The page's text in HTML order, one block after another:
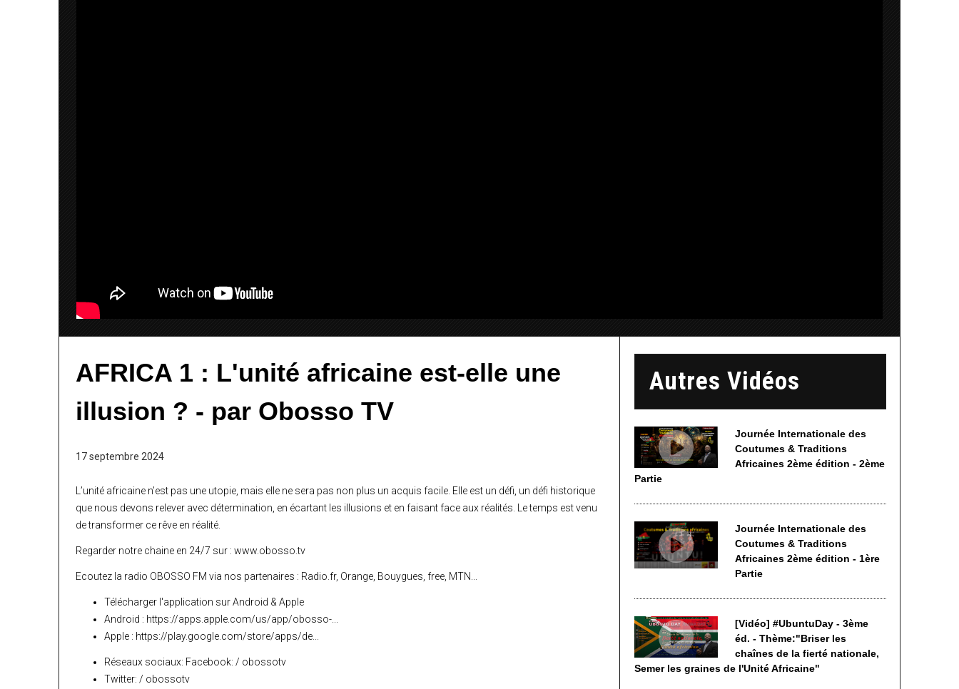
AFRICA 1 : L'unité africaine est-elle une
illusion ? - par Obosso TV
17 septembre 2024
L’unité africaine n’est pas une utopie, mais elle ne sera pas non plus un acquis facile. Elle est un défi, un défi historique
que nous devons relever avec détermination, en écartant les illusions et en faisant face aux réalités. Le temps est venu
de transformer ce rêve en réalité.
Regarder notre chaine en 24/7 sur : www.obosso.tv
Ecoutez la radio OBOSSO FM via nos partenaires : Radio.fr, Orange, Bouygues, free, MTN...
Télécharger l'application sur Android & Apple
Android : https://apps.apple.com/us/app/obosso-...
Apple : https://play.google.com/store/apps/de...
Réseaux sociaux: Facebook: / obossotv
Twitter: / obossotv
Autres Vidéos
Journée Internationale des
Coutumes & Traditions
Africaines 2ème édition - 2ème
Partie
Journée Internationale des
Coutumes & Traditions
Africaines 2ème édition - 1ère
Partie
[Vidéo] #UbuntuDay - 3ème
éd. - Thème:"Briser les
chaînes de la fierté nationale,
Semer les graines de l'Unité Africaine"